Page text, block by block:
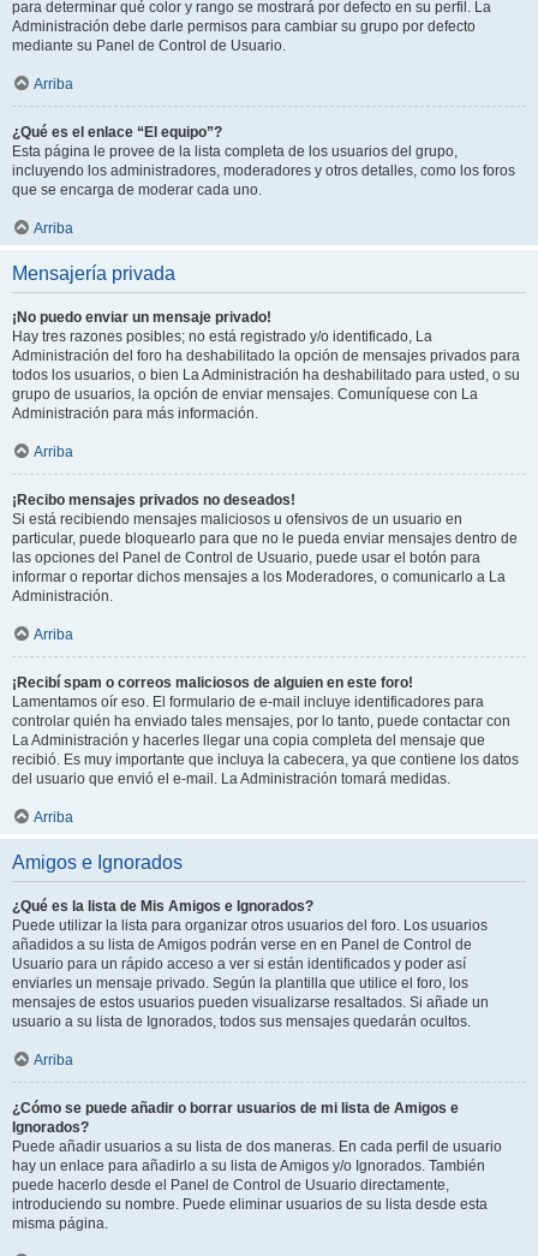
para determinar qué color y rango se mostrará por defecto en su perfil. La
Administración debe darle permisos para cambiar su grupo por defecto
mediante su Panel de Control de Usuario.
Arriba
¿Qué es el enlace “El equipo”?
Esta página le provee de la lista completa de los usuarios del grupo,
incluyendo los administradores, moderadores y otros detalles, como los foros
que se encarga de moderar cada uno.
Arriba
Mensajería privada
¡No puedo enviar un mensaje privado!
Hay tres razones posibles; no está registrado y/o identificado, La
Administración del foro ha deshabilitado la opción de mensajes privados para
todos los usuarios, o bien La Administración ha deshabilitado para usted, o su
grupo de usuarios, la opción de enviar mensajes. Comuníquese con La
Administración para más información.
Arriba
¡Recibo mensajes privados no deseados!
Si está recibiendo mensajes maliciosos u ofensivos de un usuario en
particular, puede bloquearlo para que no le pueda enviar mensajes dentro de
las opciones del Panel de Control de Usuario, puede usar el botón para
informar o reportar dichos mensajes a los Moderadores, o comunicarlo a La
Administración.
Arriba
¡Recibí spam o correos maliciosos de alguien en este foro!
Lamentamos oír eso. El formulario de e-mail incluye identificadores para
controlar quién ha enviado tales mensajes, por lo tanto, puede contactar con
La Administración y hacerles llegar una copia completa del mensaje que
recibió. Es muy importante que incluya la cabecera, ya que contiene los datos
del usuario que envió el e-mail. La Administración tomará medidas.
Arriba
Amigos e Ignorados
¿Qué es la lista de Mis Amigos e Ignorados?
Puede utilizar la lista para organizar otros usuarios del foro. Los usuarios
añadidos a su lista de Amigos podrán verse en en Panel de Control de
Usuario para un rápido acceso a ver si están identificados y poder así
enviarles un mensaje privado. Según la plantilla que utilice el foro, los
mensajes de estos usuarios pueden visualizarse resaltados. Si añade un
usuario a su lista de Ignorados, todos sus mensajes quedarán ocultos.
Arriba
¿Cómo se puede añadir o borrar usuarios de mi lista de Amigos e
Ignorados?
Puede añadir usuarios a su lista de dos maneras. En cada perfil de usuario
hay un enlace para añadirlo a su lista de Amigos y/o Ignorados. También
puede hacerlo desde el Panel de Control de Usuario directamente,
introduciendo su nombre. Puede eliminar usuarios de su lista desde esta
misma página.